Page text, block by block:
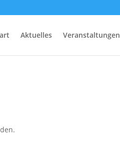
Aktuelles Veranstaltungen